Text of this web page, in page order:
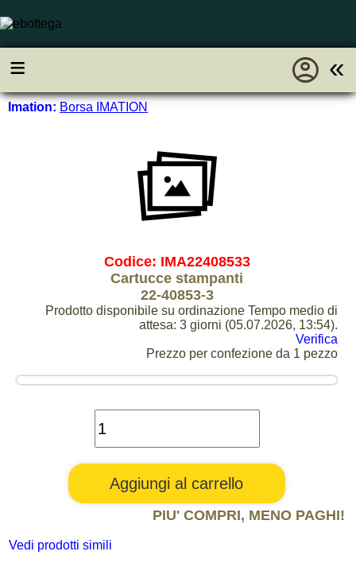
≡ «
account_circle
Imation: Borsa IMATION
Codice: IMA22408533
Cartucce stampanti
22-40853-3
Prodotto disponibile su ordinazione Tempo medio di
attesa: 3 giorni (05.07.2026, 13:54).
Verifica
Prezzo per confezione da 1 pezzo
PIU' COMPRI, MENO PAGHI!
Vedi prodotti simili